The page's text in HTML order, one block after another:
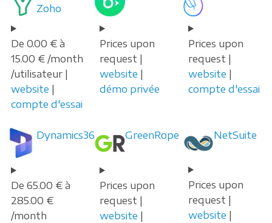
Zoho
De 0.00 € à
15.00 € /month
/utilisateur |
website |
compte d'essai
Prices upon
request |
website |
démo privée
Prices upon
request |
website |
compte d'essai
Dynamics365
De 65.00 € à
285.00 €
/month
GreenRope
Prices upon
request |
website |
NetSuite
Prices upon
request |
website |